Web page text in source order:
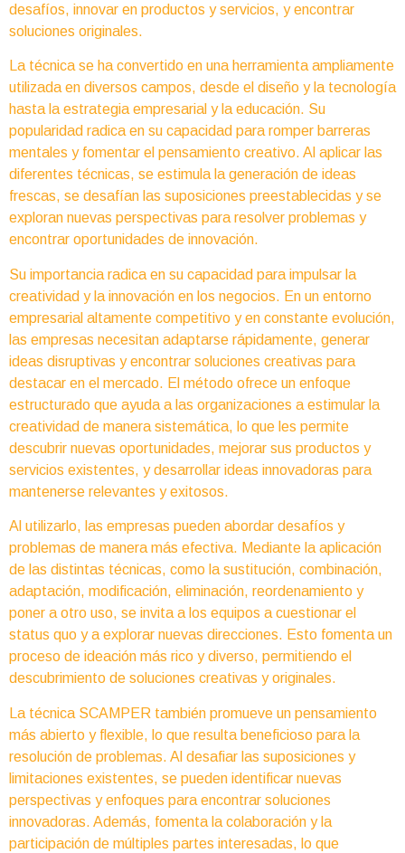
desafíos, innovar en productos y servicios, y encontrar
soluciones originales.
La técnica se ha convertido en una herramienta ampliamente
utilizada en diversos campos, desde el diseño y la tecnología
hasta la estrategia empresarial y la educación. Su
popularidad radica en su capacidad para romper barreras
mentales y fomentar el pensamiento creativo. Al aplicar las
diferentes técnicas, se estimula la generación de ideas
frescas, se desafían las suposiciones preestablecidas y se
exploran nuevas perspectivas para resolver problemas y
encontrar oportunidades de innovación.
Su importancia radica en su capacidad para impulsar la
creatividad y la innovación en los negocios. En un entorno
empresarial altamente competitivo y en constante evolución,
las empresas necesitan adaptarse rápidamente, generar
ideas disruptivas y encontrar soluciones creativas para
destacar en el mercado. El método ofrece un enfoque
estructurado que ayuda a las organizaciones a estimular la
creatividad de manera sistemática, lo que les permite
descubrir nuevas oportunidades, mejorar sus productos y
servicios existentes, y desarrollar ideas innovadoras para
mantenerse relevantes y exitosos.
Al utilizarlo, las empresas pueden abordar desafíos y
problemas de manera más efectiva. Mediante la aplicación
de las distintas técnicas, como la sustitución, combinación,
adaptación, modificación, eliminación, reordenamiento y
poner a otro uso, se invita a los equipos a cuestionar el
status quo y a explorar nuevas direcciones. Esto fomenta un
proceso de ideación más rico y diverso, permitiendo el
descubrimiento de soluciones creativas y originales.
La técnica SCAMPER también promueve un pensamiento
más abierto y flexible, lo que resulta beneficioso para la
resolución de problemas. Al desafiar las suposiciones y
limitaciones existentes, se pueden identificar nuevas
perspectivas y enfoques para encontrar soluciones
innovadoras. Además, fomenta la colaboración y la
participación de múltiples partes interesadas, lo que